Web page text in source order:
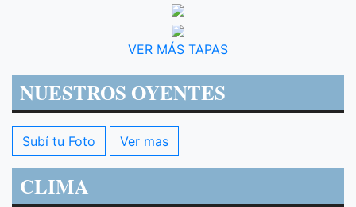
VER MÁS TAPAS
NUESTROS OYENTES
Subí tu Foto Ver mas
CLIMA